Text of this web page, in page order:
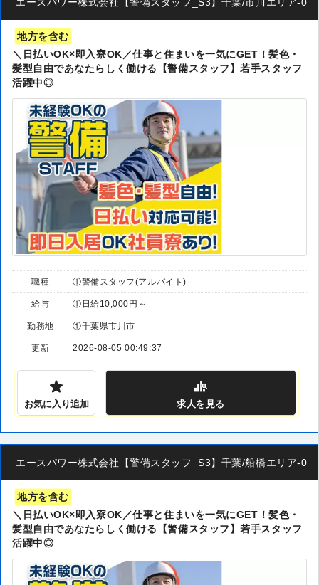
地方を含む
＼日払いOK×即入寮OK／仕事と住まいを一気にGET！髪色・
髪型自由であなたらしく働ける【警備スタッフ】若手スタッフ
活躍中◎
職種 ①警備スタッフ(アルバイト)
給与 ①日給10,000円～
勤務地 ①千葉県市川市
更新 2026-08-05 00:49:37
お気に入り追加 求人を見る
エースパワー株式会社【警備スタッフ_S3】千葉/船橋エリア-002
地方を含む
＼日払いOK×即入寮OK／仕事と住まいを一気にGET！髪色・
髪型自由であなたらしく働ける【警備スタッフ】若手スタッフ
活躍中◎